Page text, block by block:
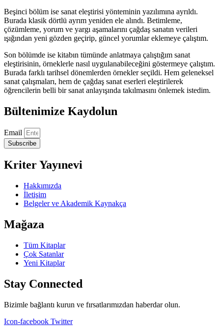
Beşinci bölüm ise sanat eleştirisi yönteminin yazılımına ayrıldı.
Burada klasik dörtlü ayrım yeniden ele alındı. Betimleme,
çözümleme, yorum ve yargı aşamalarını çağdaş sanatın verileri
ışığından yeni gözden geçirip, güncel yorumlar eklemeye çalıştım.
Son bölümde ise kitabın tümünde anlatmaya çalıştığım sanat
eleştirisinin, örneklerle nasıl uygulanabileceğini göstermeye çalıştım.
Burada farklı tarihsel dönemlerden örnekler seçildi. Hem geleneksel
sanat çalışmaları, hem de çağdaş sanat eserleri eleştirilerek
öğrencilerin belli bir sanat anlayışında takılmasını önlemek istedim.
Bültenimize Kaydolun
Email
Subscribe
Kriter Yayınevi
Hakkımızda
İletişim
Belgeler ve Akademik Kaynakça
Mağaza
Tüm Kitaplar
Çok Satanlar
Yeni Kitaplar
Stay Connected
Bizimle bağlantı kurun ve fırsatlarımızdan haberdar olun.
Icon-facebook Twitter